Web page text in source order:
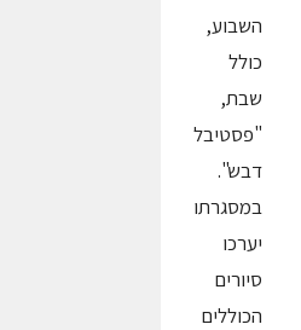
השבוע,
כולל
שבת,
"פסטיבל
דבש".
במסגרתו
יערכו
סיורים
הכוללים